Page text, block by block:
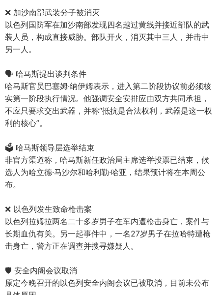
❌ 加沙南部武装分子被消灭
以色列国防军在加沙南部发现四名越过黄线并接近部队的武
装人员，构成直接威胁。部队开火，消灭其中三人，并击中
另一人。
🗣️ 哈马斯提出谈判条件
哈马斯官员巴塞姆·纳伊姆表示，进入第二阶段协议前必须核
实第一阶段执行情况。他强调安全安排应由双方共同承担，
不应只要求交出武器，并称“抵抗是合法权利，武器是这一权
利的核心”。
🗳️ 哈马斯领导层选举结束
非官方渠道称，哈马斯新任政治局主席选举投票已结束，候
选人为哈立德·马沙尔和哈利勒·哈亚，结果预计将在本周公
布。
❌ 以色列发生致命枪击案
以色列拉姆拉两名二十多岁男子在车内遭枪击身亡，案件与
长期血仇有关。另一起事件中，一名27岁男子在拉哈特遭枪
击身亡，警方正在调查并搜寻嫌疑人。
🛡️ 安全内阁会议取消
原定今晚召开的以色列安全内阁会议已被取消，目前未公布